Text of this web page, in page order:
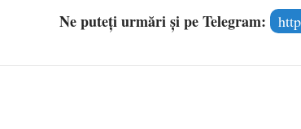
Ne puteți urmări și pe Telegram: